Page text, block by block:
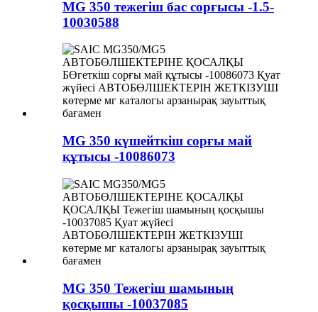
MG 350 тежегіш бас сорғысы -1.5-
10030588
MG 350 күшейткіш сорғы май
құтысы -10086073
MG 350 Тежегіш шамының
қосқышы -10037085